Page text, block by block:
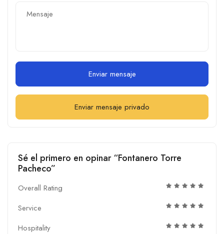
Enviar mensaje
Enviar mensaje privado
Sé el primero en opinar “Fontanero Torre
Pacheco”
Overall Rating
Service
Hospitality